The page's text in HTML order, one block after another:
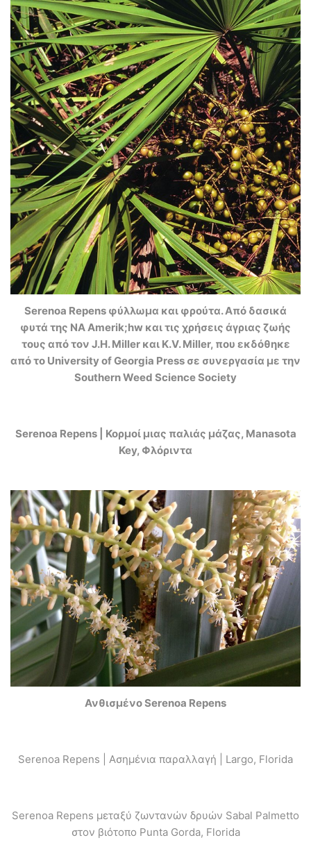
Serenoa Repens φύλλωμα και φρούτα. Aπό δασικά
φυτά της ΝA Amerik;hw και τις χρήσεις άγριας ζωής
τους από τον J.H. Miller και K.V. Miller, που εκδόθηκε
από το University of Georgia Press σε συνεργασία με την
Southern Weed Science Society
Serenoa Repens | Κορμοί μιας παλιάς μάζας, Manasota
Key, Φλόριντα
Ανθισμένο Serenoa Repens
Serenoa Repens | Ασημένια παραλλαγή | Largo, Florida
Serenoa Repens μεταξύ ζωντανών δρυών Sabal Palmetto
στον βιότοπο Punta Gorda, Florida